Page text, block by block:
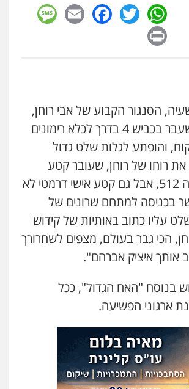
WhatsApp
Twitter
Facebook
Email
הסנגור הקבוע של אבי רוחן,
חלף בשבוע שעבר בכביש 4 בדרך לכלא רימונים
והופתע לגלות שלט גדול
רוחו של רוחן, שעובר קטע
משפטי בפרשה 512, אבל גם קטע אישי דרמטי לא
בכניסה למתחם שרונים של
עליו כתוב באותיות של קידוש
הכי גבר בעולם, מצפים לשחרורך
אותך איציק אברהם".
בנוסח "האח הגדול", ככל
ארגוני הפשיעה.